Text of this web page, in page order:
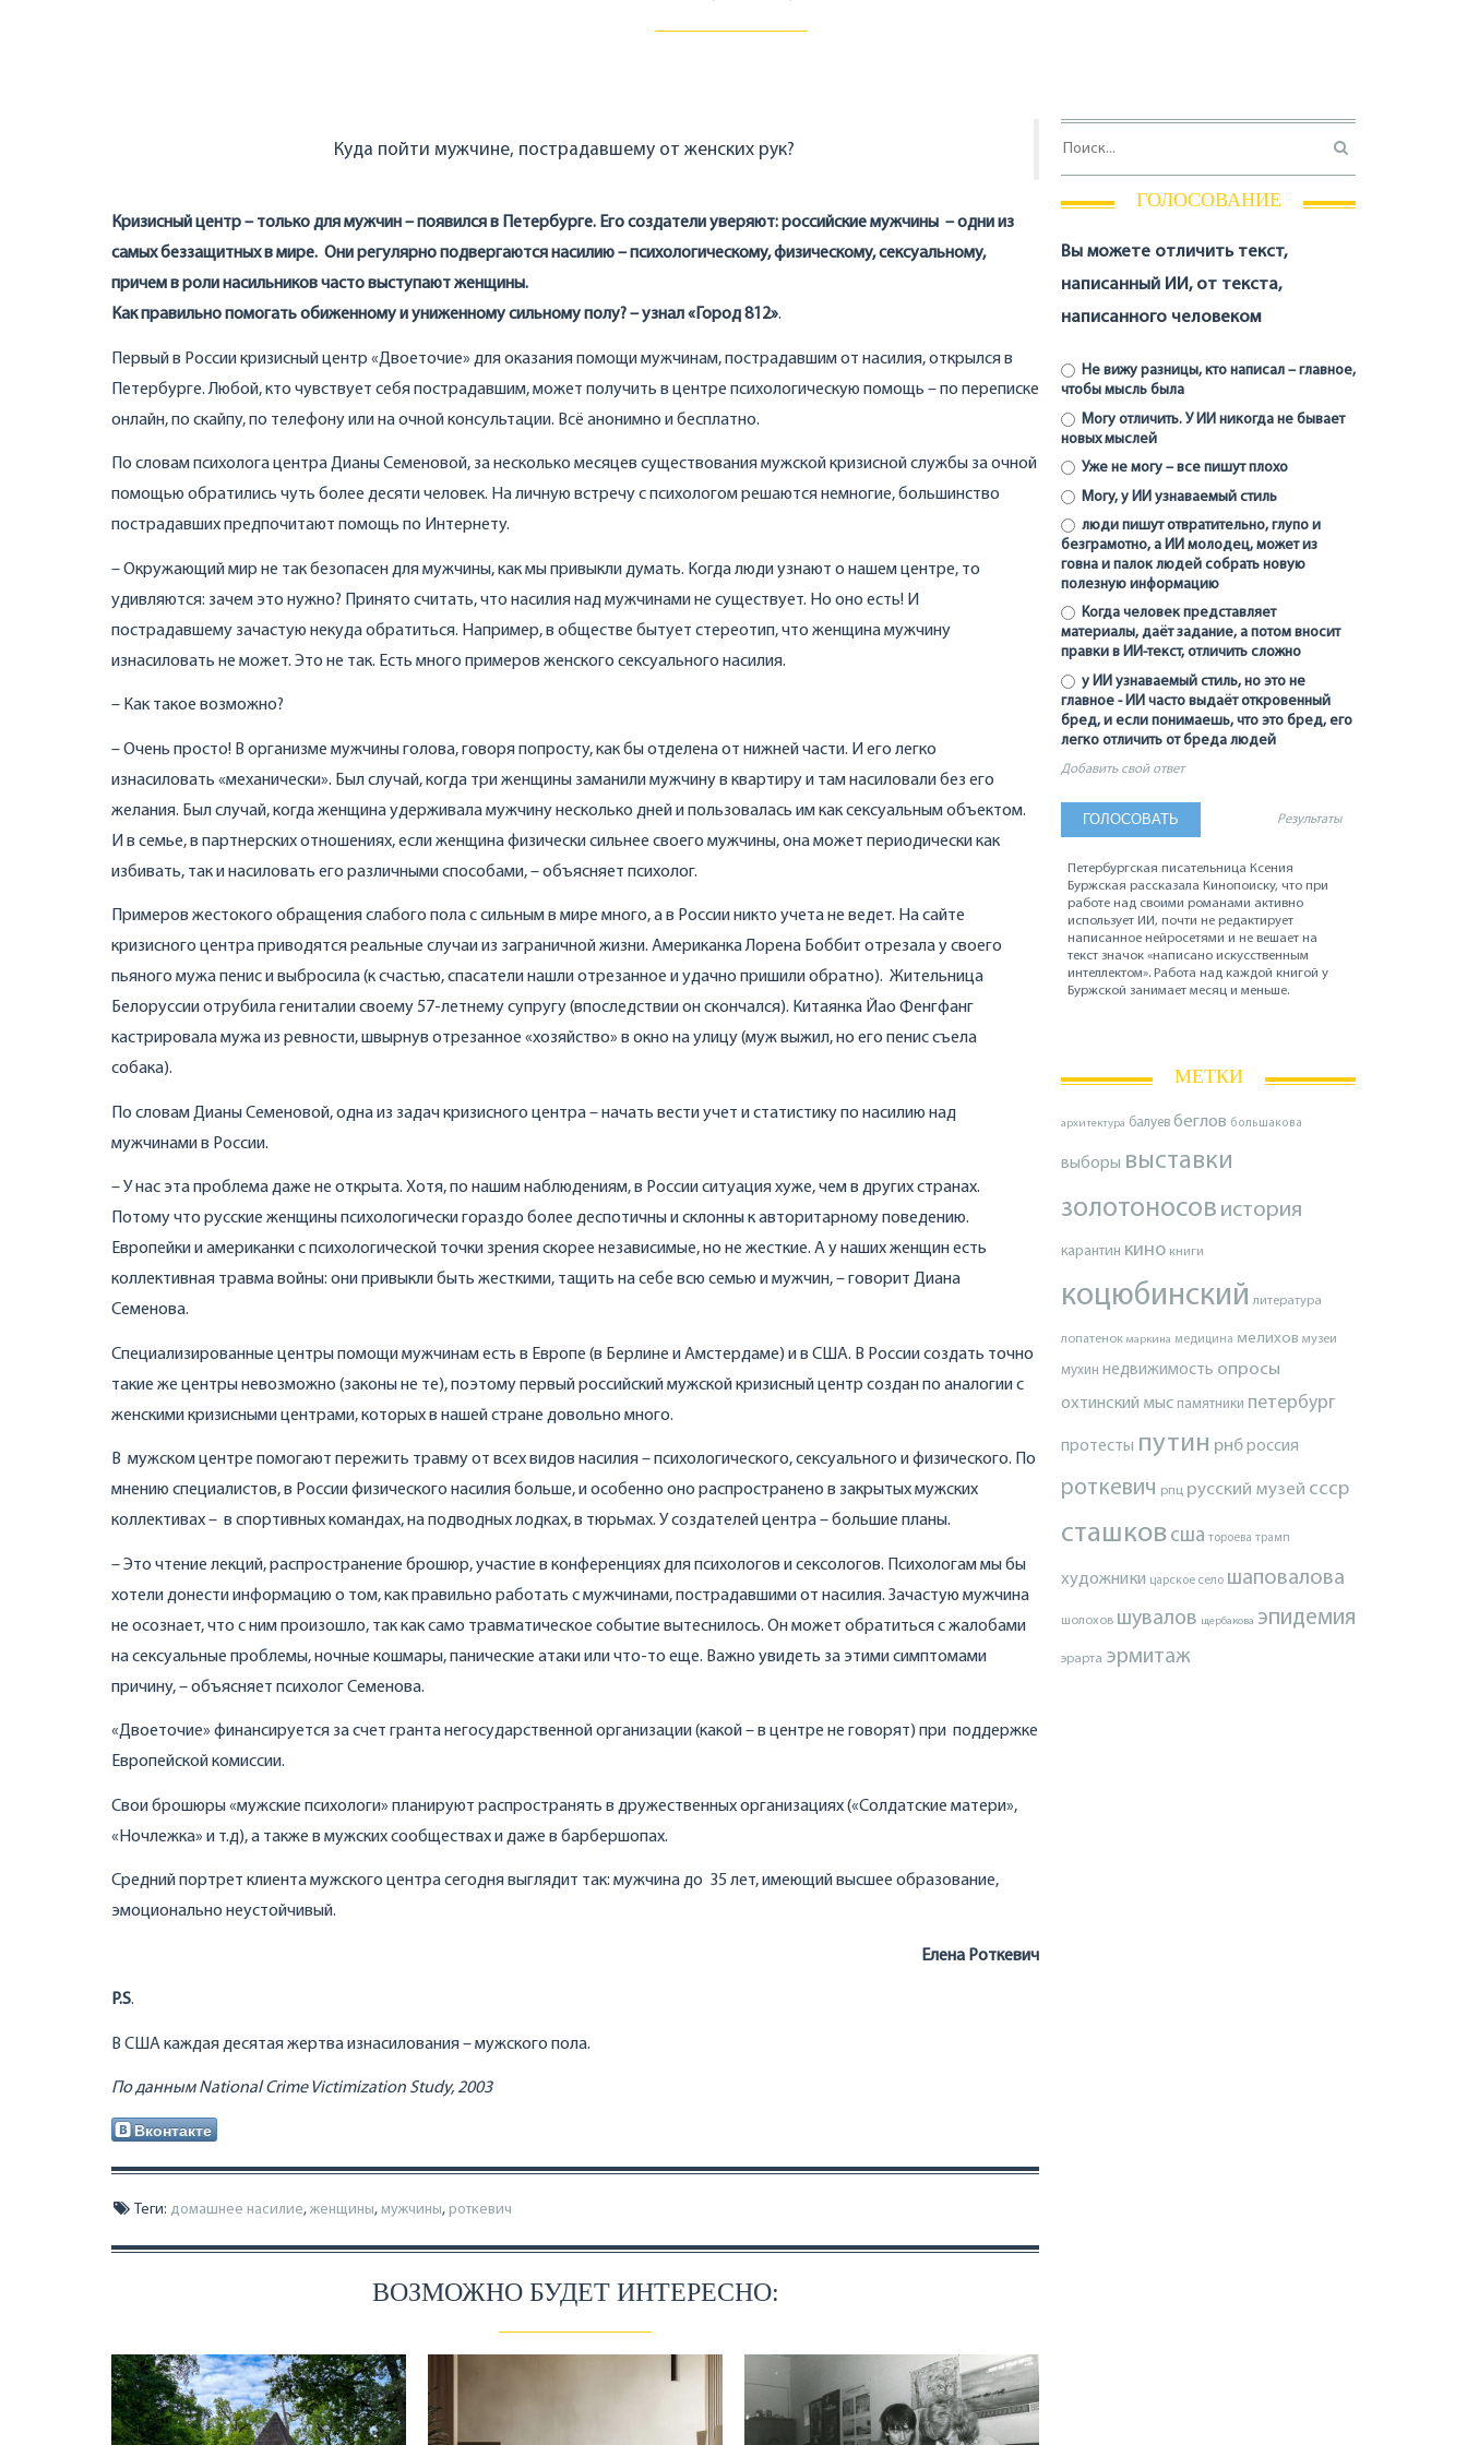
Куда пойти мужчине, пострадавшему от женских рук?
Кризисный центр – только для мужчин – появился в Петербурге. Его создатели уверяют: российские мужчины – одни из
самых беззащитных в мире. Они регулярно подвергаются насилию – психологическому, физическому, сексуальному,
причем в роли насильников часто выступают женщины.
Как правильно помогать обиженному и униженному сильному полу? – узнал «Город 812».
Первый в России кризисный центр «Двоеточие» для оказания помощи мужчинам, пострадавшим от насилия, открылся в
Петербурге. Любой, кто чувствует себя пострадавшим, может получить в центре психологическую помощь – по переписке
онлайн, по скайпу, по телефону или на очной консультации. Всё анонимно и бесплатно.
По словам психолога центра Дианы Семеновой, за несколько месяцев существования мужской кризисной службы за очной
помощью обратились чуть более десяти человек. На личную встречу с психологом решаются немногие, большинство
пострадавших предпочитают помощь по Интернету.
– Окружающий мир не так безопасен для мужчины, как мы привыкли думать. Когда люди узнают о нашем центре, то
удивляются: зачем это нужно? Принято считать, что насилия над мужчинами не существует. Но оно есть! И
пострадавшему зачастую некуда обратиться. Например, в обществе бытует стереотип, что женщина мужчину
изнасиловать не может. Это не так. Есть много примеров женского сексуального насилия.
– Как такое возможно?
– Очень просто! В организме мужчины голова, говоря попросту, как бы отделена от нижней части. И его легко
изнасиловать «механически». Был случай, когда три женщины заманили мужчину в квартиру и там насиловали без его
желания. Был случай, когда женщина удерживала мужчину несколько дней и пользовалась им как сексуальным объектом.
И в семье, в партнерских отношениях, если женщина физически сильнее своего мужчины, она может периодически как
избивать, так и насиловать его различными способами, – объясняет психолог.
Примеров жестокого обращения слабого пола с сильным в мире много, а в России никто учета не ведет. На сайте
кризисного центра приводятся реальные случаи из заграничной жизни. Американка Лорена Боббит отрезала у своего
пьяного мужа пенис и выбросила (к счастью, спасатели нашли отрезанное и удачно пришили обратно). Жительница
Белоруссии отрубила гениталии своему 57-летнему супругу (впоследствии он скончался). Китаянка Йао Фенгфанг
кастрировала мужа из ревности, швырнув отрезанное «хозяйство» в окно на улицу (муж выжил, но его пенис съела
собака).
По словам Дианы Семеновой, одна из задач кризисного центра – начать вести учет и статистику по насилию над
мужчинами в России.
– У нас эта проблема даже не открыта. Хотя, по нашим наблюдениям, в России ситуация хуже, чем в других странах.
Потому что русские женщины психологически гораздо более деспотичны и склонны к авторитарному поведению.
Европейки и американки с психологической точки зрения скорее независимые, но не жесткие. А у наших женщин есть
коллективная травма войны: они привыкли быть жесткими, тащить на себе всю семью и мужчин, – говорит Диана
Семенова.
Специализированные центры помощи мужчинам есть в Европе (в Берлине и Амстердаме) и в США. В России создать точно
такие же центры невозможно (законы не те), поэтому первый российский мужской кризисный центр создан по аналогии с
женскими кризисными центрами, которых в нашей стране довольно много.
В мужском центре помогают пережить травму от всех видов насилия – психологического, сексуального и физического. По
мнению специалистов, в России физического насилия больше, и особенно оно распространено в закрытых мужских
коллективах – в спортивных командах, на подводных лодках, в тюрьмах. У создателей центра – большие планы.
– Это чтение лекций, распространение брошюр, участие в конференциях для психологов и сексологов. Психологам мы бы
хотели донести информацию о том, как правильно работать с мужчинами, пострадавшими от насилия. Зачастую мужчина
не осознает, что с ним произошло, так как само травматическое событие вытеснилось. Он может обратиться с жалобами
на сексуальные проблемы, ночные кошмары, панические атаки или что-то еще. Важно увидеть за этими симптомами
причину, – объясняет психолог Семенова.
«Двоеточие» финансируется за счет гранта негосударственной организации (какой – в центре не говорят) при поддержке
Европейской комиссии.
Свои брошюры «мужские психологи» планируют распространять в дружественных организациях («Солдатские матери»,
«Ночлежка» и т.д), а также в мужских сообществах и даже в барбершопах.
Средний портрет клиента мужского центра сегодня выглядит так: мужчина до 35 лет, имеющий высшее образование,
эмоционально неустойчивый.
Елена Роткевич
P.S.
В США каждая десятая жертва изнасилования – мужского пола.
ПоданнымNational Crime Victimization Study, 2003
Вконтакте
Теги: домашнее насилие, женщины, мужчины, роткевич
ВОЗМОЖНО БУДЕТ ИНТЕРЕСНО:
ГОЛОСОВАНИЕ
Вы можете отличить текст,
написанный ИИ, от текста,
написанного человеком
Не вижу разницы, кто написал – главное,
чтобы мысль была
Могу отличить. У ИИ никогда не бывает
новых мыслей
Уже не могу – все пишут плохо
Могу, у ИИ узнаваемый стиль
люди пишут отвратительно, глупо и
безграмотно, а ИИ молодец, может из
говна и палок людей собрать новую
полезную информацию
Когда человек представляет
материалы, даёт задание, а потом вносит
правки в ИИ-текст, отличить сложно
у ИИ узнаваемый стиль, но это не
главное - ИИ часто выдаёт откровенный
бред, и если понимаешь, что это бред, его
легко отличить от бреда людей
Добавить свой ответ
Результаты
Петербургская писательница Ксения
Буржская рассказала Кинопоиску, что при
работе над своими романами активно
использует ИИ, почти не редактирует
написанное нейросетями и не вешает на
текст значок «написано искусственным
интеллектом». Работа над каждой книгой у
Буржской занимает месяц и меньше.
МЕТКИ
архитектура балуев беглов большакова
выборы выставки
золотоносов история
карантин кино книги
коцюбинский литература
лопатенок маркина медицина мелихов музеи
мухин недвижимость опросы
охтинский мыс памятники петербург
протесты путин рнброссия
роткевич рпц русский музей ссср
сташков сша тороева трамп
художники царское село шаповалова
шолохов шувалов щербакова эпидемия
эрарта эрмитаж